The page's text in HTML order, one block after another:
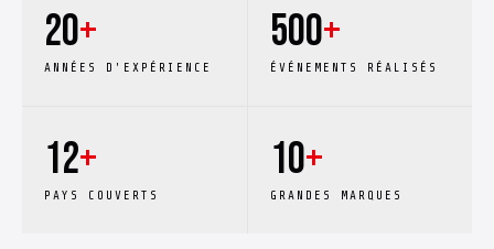
20+
ANNÉES D'EXPÉRIENCE
500+
ÉVÉNEMENTS RÉALISÉS
12+
PAYS COUVERTS
10+
GRANDES MARQUES